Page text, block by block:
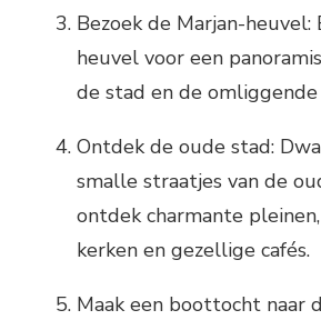
Bezoek de Marjan-heuvel:
heuvel voor een
de stad en de
Ontdek de oude stad:
smalle straatjes van de
ontdek charmante
kerken en gezellige cafés.
Maak een boottocht naar